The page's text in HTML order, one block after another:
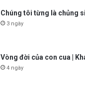
Chúng tôi từng là chủng
3 ngày
Vòng đời của con cua |
4 ngày